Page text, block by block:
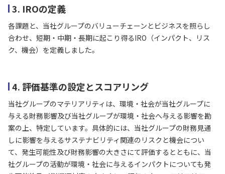
3. IROの定義
各課題と、当社グループのバリューチェーンとビジネスを照らし
合わせ、短期・中期・長期に起こり得るIRO（インパクト、リス
ク、機会）を定義しました。
4. 評価基準の設定とスコアリング
当社グループのマテリアリティは、環境・社会が当社グループに
与える財務影響及び当社グループが環境・社会へ与える影響を勘
案の上、特定しています。具体的には、当社グループの財務見通
しに影響を与えるサステナビリティ関連のリスクと機会につい
て、発生可能性及び財務影響の大きさにて評価するとともに、当
社グループの活動が環境・社会に与えるインパクトについても発